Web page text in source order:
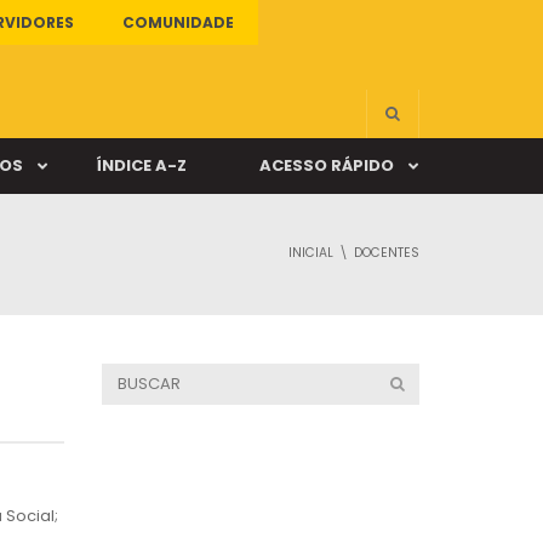
COMUNIDADE
ÍNDICE A-Z ACESSO RÁPIDO
INICIAL DOCENTES